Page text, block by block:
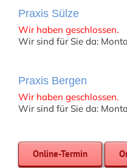
Praxis Sülze
Wir haben geschlossen.
Wir sind für Sie da:
Praxis Bergen
Wir haben geschlossen.
Wir sind für Sie da:
Online-Termin